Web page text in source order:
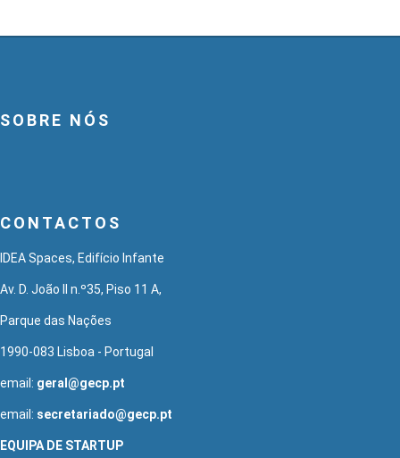
SOBRE NÓS
CONTACTOS
IDEA Spaces, Edifício Infante
Av. D. João II n.º35, Piso 11 A,
Parque das Nações
1990-083 Lisboa - Portugal
email: geral@gecp.pt
email: secretariado@gecp.pt
EQUIPA DE STARTUP